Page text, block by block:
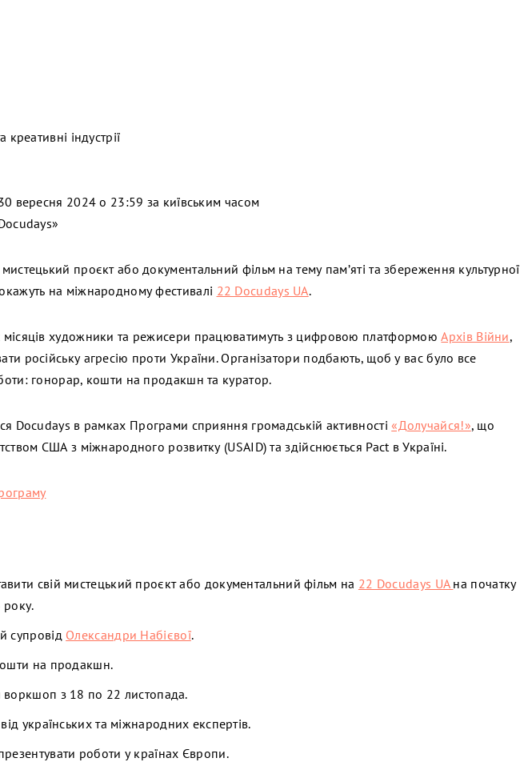
креативні індустрії
вересня 2024 о 23:59 за київським часом
проєкт або документальний фільм на тему пам’яті та збереження культурної
на міжнародному фестивалі 22 Docudays UA.
місяців художники та режисери працюватимуть з цифровою платформоюАрхів Війни,
російську агресію проти України. Організатори подбають, щоб у вас було все
гонорар, кошти на продакшн та куратор.
Docudays в рамках Програми сприяння громадській активності«Долучайся!», що
США з міжнародного розвитку (USAID) та здійснюється Pact в Україні.
свій мистецький проєкт або документальний фільм на 22 Docudays UA на початку
супровід Олександри Набієвої.
на продакшн.
воркшоп з 18 по 22 листопада.
від українських та міжнародних експертів.
роботи у країнах Європи.